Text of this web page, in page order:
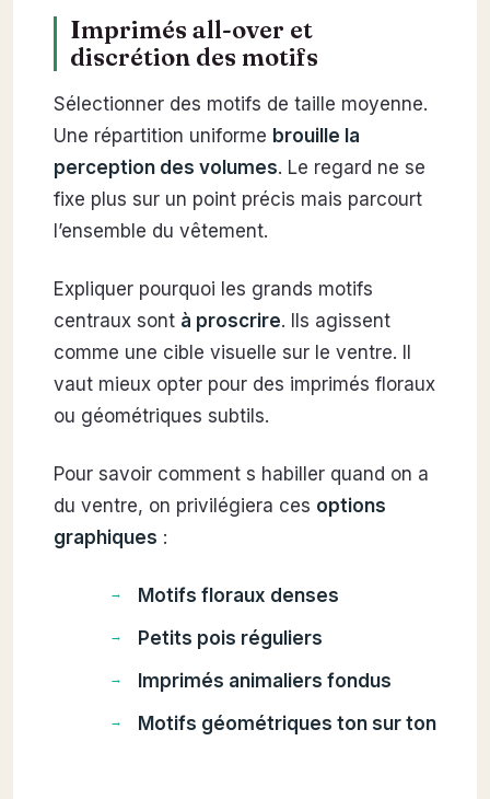
Imprimés all-over et
discrétion des motifs
Sélectionner des motifs de taille moyenne.
Une répartition uniforme brouille la
perception des volumes. Le regard ne se
fixe plus sur un point précis mais parcourt
l’ensemble du vêtement.
Expliquer pourquoi les grands motifs
centraux sont à proscrire. Ils agissent
comme une cible visuelle sur le ventre. Il
vaut mieux opter pour des imprimés floraux
ou géométriques subtils.
Pour savoir comment s habiller quand on a
du ventre, on privilégiera ces options
graphiques :
Motifs floraux denses
Petits pois réguliers
Imprimés animaliers fondus
Motifs géométriques ton sur ton